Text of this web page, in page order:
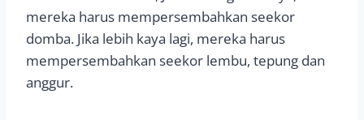
mereka harus mempersembahkan seekor
domba. Jika lebih kaya lagi, mereka harus
mempersembahkan seekor lembu, tepung dan
anggur.